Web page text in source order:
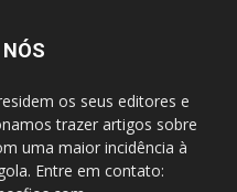
NÓS
os seus editores e
trazer artigos sobre
uma maior incidência à
Entre em contato: